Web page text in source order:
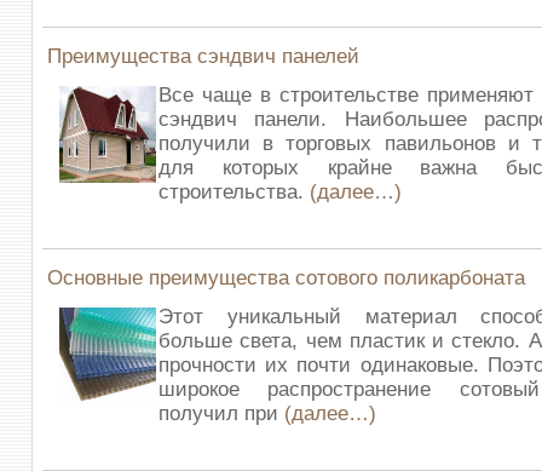
Преимущества сэндвич панелей
Все чаще в строительстве применяют
сэндвич панели. Наибольшее
получили в торговых павильонов и
для которых крайне важна
строительства. (далее…)
Основные преимущества сотового поликарбоната
Этот уникальный материал
больше света, чем пластик и стекло. А
прочности их почти одинаковые.
широкое распространение
получил при (далее…)